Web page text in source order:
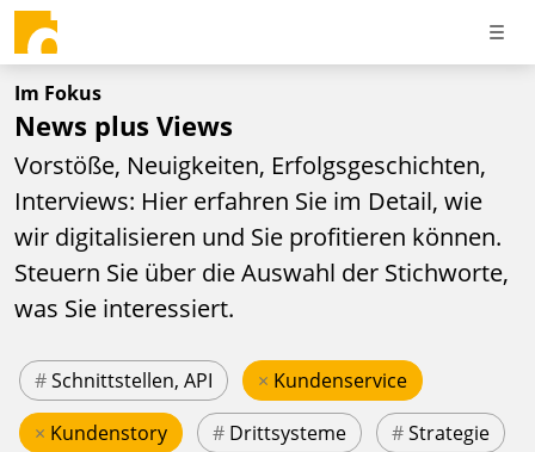
Im Fokus
News plus Views
Vorstöße, Neuigkeiten, Erfolgsgeschichten,
Interviews: Hier erfahren Sie im Detail, wie
wir digitalisieren und Sie profitieren können.
Steuern Sie über die Auswahl der Stichworte,
was Sie interessiert.
#Schnittstellen, API × Kundenservice
× Kundenstory # Drittsysteme #Strategie